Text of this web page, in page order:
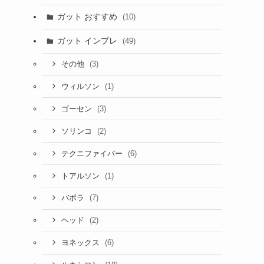
ガット おすすめ (10)
ガット インプレ (49)
その他 (3)
ウィルソン (1)
ゴーセン (3)
ソリンコ (2)
テクニファイバー (6)
トアルソン (1)
バボラ (7)
ヘッド (2)
ヨネックス (6)